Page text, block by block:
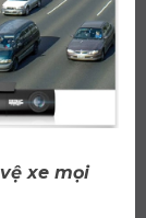
xe mọi